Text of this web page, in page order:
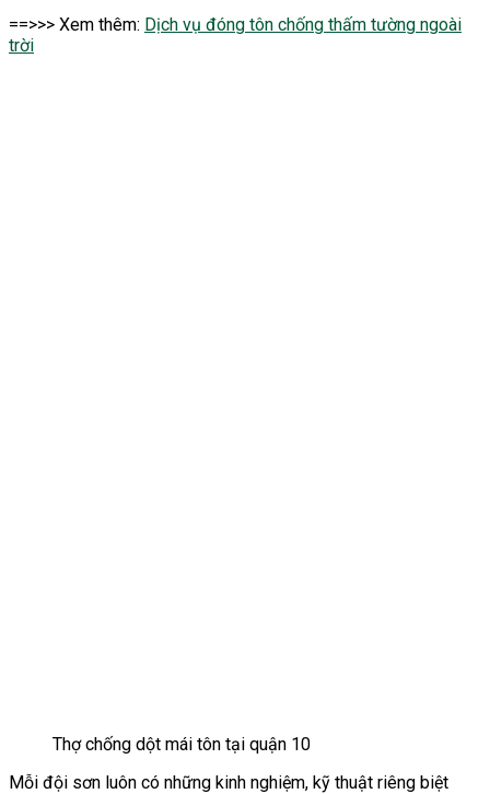
==>>> Xem thêm: Dịch vụ đóng tôn chống thấm tường ngoài
trời
Thợ chống dột mái tôn tại quận 10
Mỗi đội sơn luôn có những kinh nghiệm, kỹ thuật riêng biệt